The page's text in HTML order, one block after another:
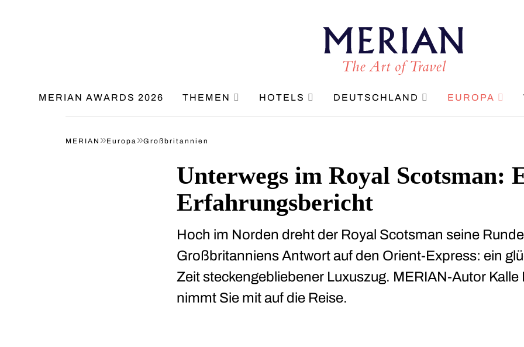
MERIAN AWARDS 2026 THEMEN HOTELS DEUTSCHLAND EUROPA
MERIAN »Europa »Großbritannien
Unterwegs im Royal Scotsman:
Erfahrungsbericht
Hoch im Norden dreht der Royal Scotsman seine
Großbritanniens Antwort auf den Orient-Express: ein
Zeit steckengebliebener Luxuszug. MERIAN-Autor Kalle
nimmt Sie mit auf die Reise.